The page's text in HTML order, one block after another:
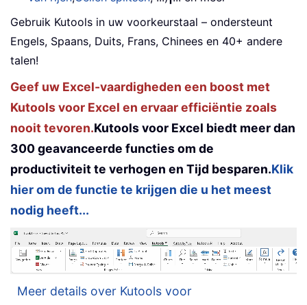
Gebruik Kutools in uw voorkeurstaal – ondersteunt
Engels, Spaans, Duits, Frans, Chinees en 40+ andere
talen!
Geef uw Excel-vaardigheden een boost met
Kutools voor Excel en ervaar efficiëntie zoals
nooit tevoren.Kutools voor Excel biedt meer dan
300 geavanceerde functies om de
productiviteit te verhogen en Tijd besparen.Klik
hier om de functie te krijgen die u het meest
nodig heeft...
Meer details over Kutools voor